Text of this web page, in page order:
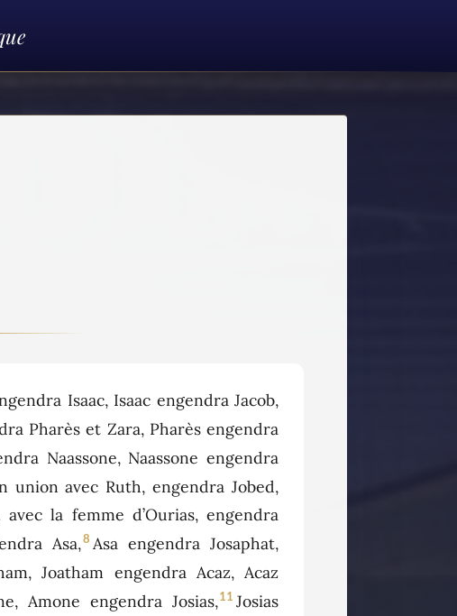
Isaac, Isaac engendra Jacob,
Pharès et Zara, Pharès engendra
Naassone, Naassone engendra
union avec Ruth, engendra Jobed,
la femme d’Ourias, engendra
Asa,8 Asa engendra Josaphat,
Joatham engendra Acaz, Acaz
Amone engendra Josias,11 Josias